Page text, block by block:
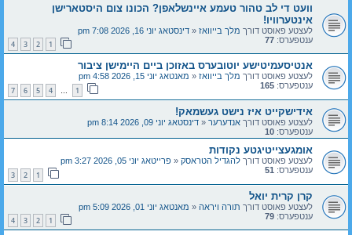
וועט די לב טהור טעמע איינשלאפן? הכונו צום היסטארישן
אינטערוויו!
לעצטע פאוסט דורך מלך בייוואז « דינסטאג יוני 16, 2026 7:08 pm
ענטפערס: 77
1
2
3
4
אנטיסעמיטישע יוטובערס באזוכן ביים היימישן ציבור
לעצטע פאוסט דורך מלך בייוואז « מאנטאג יוני 15, 2026 4:58 pm
ענטפערס: 165
1
…
4
5
6
7
אידישקייט איז נישט געשמאק!
לעצטע פאוסט דורך אנדערער « דינסטאג יוני 09, 2026 8:14 pm
ענטפערס: 10
אומגעצייטיגטע נקודות
לעצטע פאוסט דורך להגדיל הטראסק « פרייטאג יוני 05, 2026 3:27 pm
ענטפערס: 51
1
2
3
קרן קרית יואל
לעצטע פאוסט דורך תורה ויראה « מאנטאג יוני 01, 2026 5:09 pm
ענטפערס: 79
1
2
3
4